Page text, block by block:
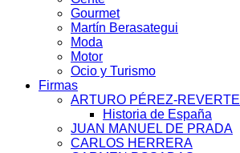
Gourmet
Martín Berasategui
Moda
Motor
Ocio y Turismo
Firmas
ARTURO PÉREZ-REVERTE
Historia de España
JUAN MANUEL DE PRADA
CARLOS HERRERA